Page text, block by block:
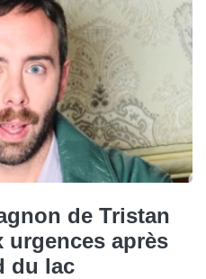
de Tristan
urgences après
du lac